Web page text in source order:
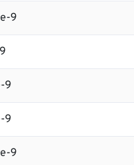
9
9
9
9